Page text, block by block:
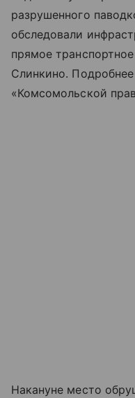
разрушенного
обследовали
прямое
Слинкино.
«Комсомольской
Накануне место